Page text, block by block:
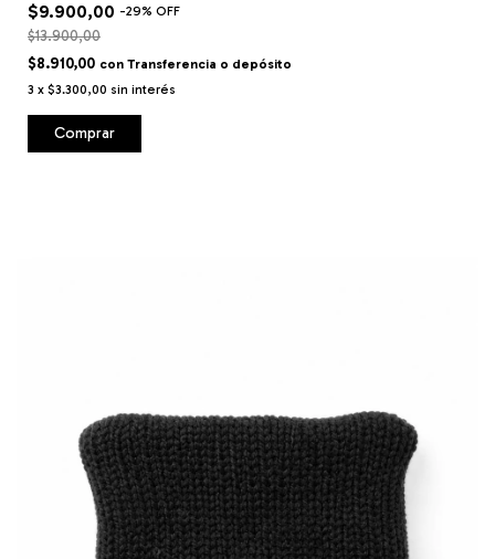
$9.900,00 -29% OFF
$13.900,00
$8.910,00 con Transferencia o depósito
3 x $3.300,00 sin interés
Comprar